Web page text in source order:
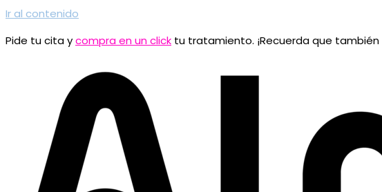
Ir al contenido
Pide tu cita ycompra en un click tu tratamiento. ¡Recuerda que